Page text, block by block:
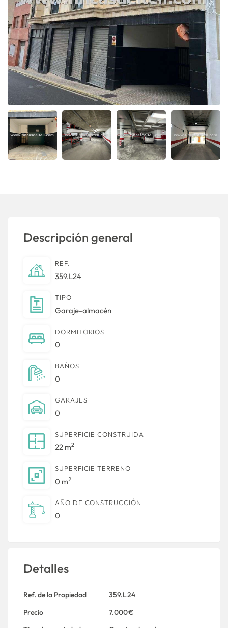
Descripción general
REF.
359.L24
TIPO
Garaje-almacén
DORMITORIOS
0
BAÑOS
0
GARAJES
0
SUPERFICIE CONSTRUIDA
22 m2
SUPERFICIE TERRENO
0 m2
AÑO DE CONSTRUCCIÓN
0
Detalles
Ref. de la Propiedad
359.L24
Precio
7.000€